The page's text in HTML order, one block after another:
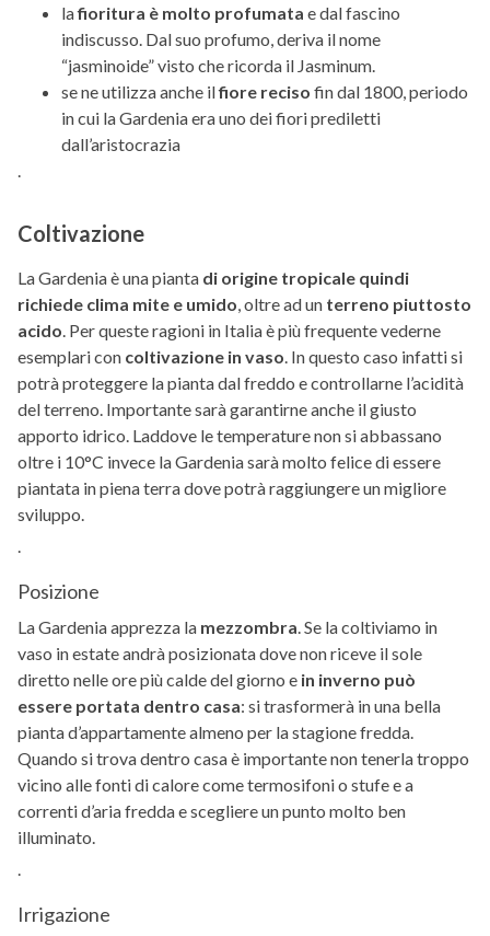
lafioritura è molto profumata e dal fascino
indiscusso. Dal suo profumo, deriva il nome
“jasminoide” visto che ricorda il Jasminum.
se ne utilizza anche ilfiore reciso fin dal 1800, periodo
in cui la Gardenia era uno dei fiori prediletti
dall’aristocrazia
Coltivazione
La Gardenia è una pianta di origine tropicale quindi
richiede clima mite e umido , oltre ad un terreno piuttosto
acido . Per queste ragioni in Italia è più frequente vederne
esemplari con coltivazione in vaso . In questo caso infatti si
potrà proteggere la pianta dal freddo e controllarne l’acidità
del terreno. Importante sarà garantirne anche il giusto
apporto idrico. Laddove le temperature non si abbassano
oltre i 10°C invece la Gardenia sarà molto felice di essere
piantata in piena terra dove potrà raggiungere un migliore
sviluppo.
.
Posizione
La Gardenia apprezza la mezzombra . Se la coltiviamo in
vaso in estate andrà posizionata dove non riceve il sole
diretto nelle ore più calde del giorno e in inverno può
essere portata dentro casa: si trasformerà in una bella
pianta d’appartamente almeno per la stagione fredda.
Quando si trova dentro casa è importante non tenerla troppo
vicino alle fonti di calore come termosifoni o stufe e a
correnti d’aria fredda e scegliere un punto molto ben
illuminato.
.
Irrigazione